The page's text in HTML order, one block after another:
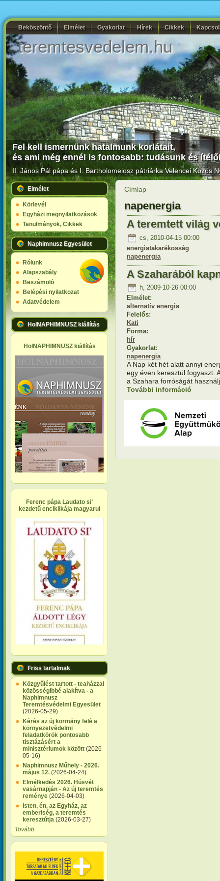
Beköszöntő Elmélet Gyakorlat Hírek Cikkek
teremtesvedelem.hu
Fel kell ismernünk hatalmunk korlátait,
és ami még ennél is fontosabb: tudásunk és
II. János Pál pápa és I. Bartholomeiosz pátriárkaVelencei Közös
Elmélet
Körlevél
Egyházi megnyilatkozások
Tanulmányok, Cikkek
Naphimnusz Egyesület
Rólunk
Alapszabály
Beszámoló
Belépési nyilatkozat
Adatvédelem
HolNAPHIMNUSZ kiállítás
HolNAPHIMNUSZ kiállítás
Ferenc pápa Laudato si’
kezdetű enciklikája magyarul
Friss tartalmak
Közgyűlést tartott - teaházzal
közösségibbé alakítva - a
Naphimnusz
Teremtésvédelmi Egyesület
(2026-05-29)
Kérés az új kormány felé a
környezetvédelmi
feladatkörök pontosabb
tisztázásért a
minisztériumok között (2026-
05-16)
Naphimnusz Műhely - 2026.
május 12. (2026-04-24)
Elmélkedés 2026. Húsvét
vasárnapján - Az új teremtés
reménye (2026-04-03)
Isten, én, az Egyház, az
emberiség, a teremtés
keresztútja (2026-03-27)
Tovább
Címlap
napenergia
A teremtett világ
cs, 2010-04-15 00:00
energiatakarékosság
napenergia
A Szaharából
h, 2009-10-26 00:00
Elmélet:
alternatív energia
Felelős:
Kati
Forma:
hír
Gyakorlat:
napenergia
A Nap két hét alatt annyi
egy éven keresztül fogyaszt.
a Szahara forróságát
További információ